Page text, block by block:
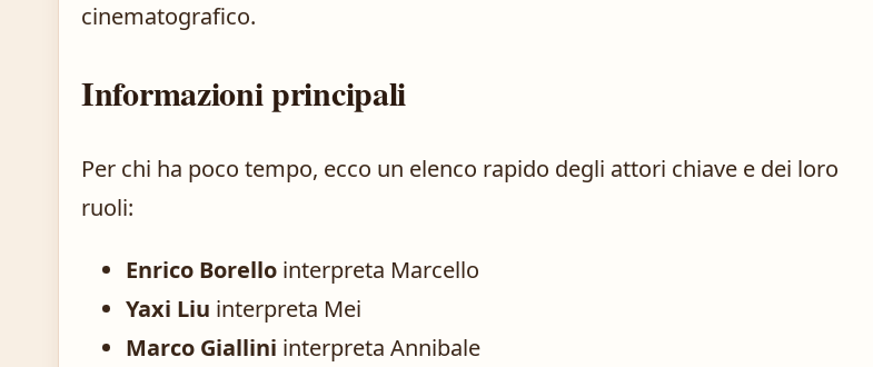
cinematografico.
Informazioni principali
Per chi ha poco tempo, ecco un elenco rapido degli attori chiave e dei loro
ruoli:
Enrico Borello interpreta Marcello
Yaxi Liu interpreta Mei
Marco Giallini interpreta Annibale